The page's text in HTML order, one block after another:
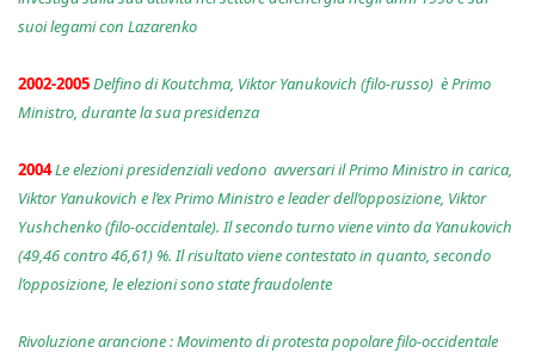
suoi legami con Lazarenko
2002-2005Delfino di Koutchma, Viktor Yanukovich (filo-russo) è Primo
Ministro, durante la sua presidenza
2004Le elezioni presidenziali vedono avversari il Primo Ministro in carica,
Viktor Yanukovich e l’ex Primo Ministro e leader dell’opposizione, Viktor
Yushchenko (filo-occidentale). Il secondo turno viene vinto da Yanukovich
(49,46 contro 46,61) %. Il risultato viene contestato in quanto, secondo
l’opposizione, le elezioni sono state fraudolente
Rivoluzione arancione : Movimento di protesta popolare filo-occidentale